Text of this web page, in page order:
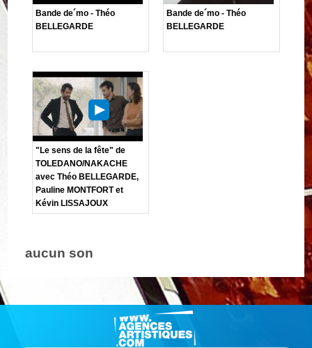
Bande de´mo - Théo
BELLEGARDE
Bande de´mo - Théo
BELLEGARDE
"Le sens de la fête" de
TOLEDANO/NAKACHE
avec Théo BELLEGARDE,
Pauline MONTFORT et
Kévin LISSAJOUX
aucun son